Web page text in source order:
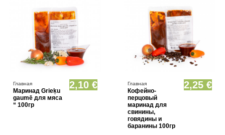
Нет в наличии
Главная
Маринад Grieķu
gaumē для мяса
“ 100гр
2,10 €
Нет в наличии
Главная
Кофейно-
перцовый
маринад для
свинины,
говядины и
баранины 100гр
2,25 €